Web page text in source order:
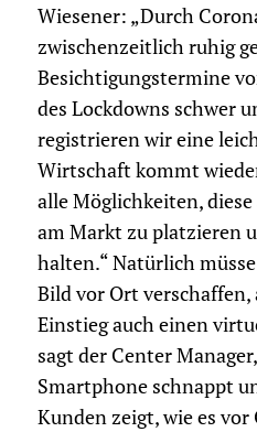
Wiesener: „Durch
zwischenzeitlich ruhig
Besichtigungstermine
des Lockdowns schwer
registrieren wir eine
Wirtschaft kommt
alle Möglichkeiten,
am Markt zu platzieren
halten.“ Natürlich
Bild vor Ort
Einstieg auch einen
sagt der Center
Smartphone schnappt
Kunden zeigt, wie es vor